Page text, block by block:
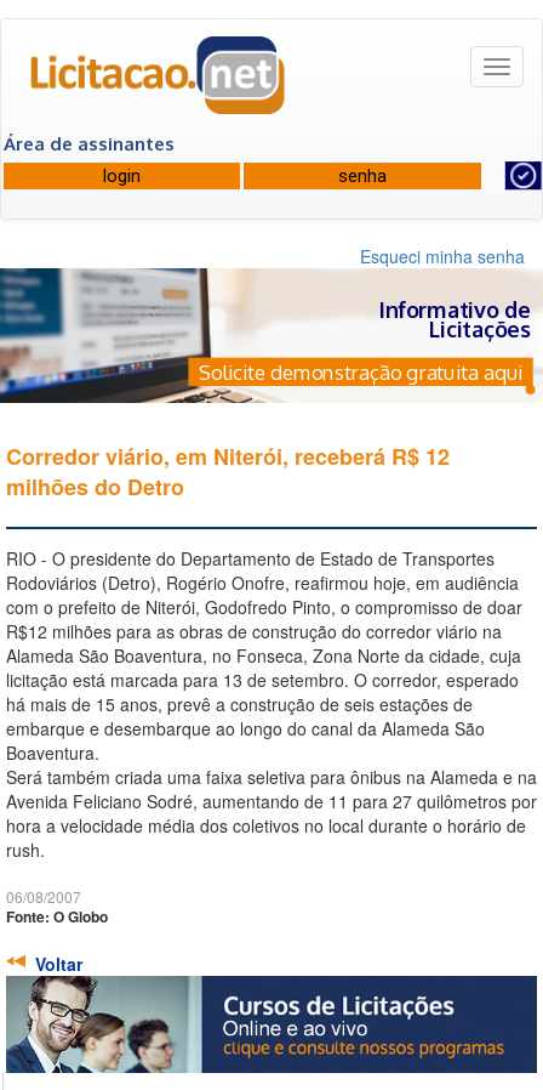
Área de assinantes
Esqueci minha senha
Informativo de
Licitações
Solicite demonstração gratuita aqui
Corredor viário, em Niterói, receberá R$ 12
milhões do Detro
RIO - O presidente do Departamento de Estado de Transportes
Rodoviários (Detro), Rogério Onofre, reafirmou hoje, em audiência
com o prefeito de Niterói, Godofredo Pinto, o compromisso de doar
R$12 milhões para as obras de construção do corredor viário na
Alameda São Boaventura, no Fonseca, Zona Norte da cidade, cuja
licitação está marcada para 13 de setembro. O corredor, esperado
há mais de 15 anos, prevê a construção de seis estações de
embarque e desembarque ao longo do canal da Alameda São
Boaventura.
Será também criada uma faixa seletiva para ônibus na Alameda e na
Avenida Feliciano Sodré, aumentando de 11 para 27 quilômetros por
hora a velocidade média dos coletivos no local durante o horário de
rush.
06/08/2007
Fonte: O Globo
Voltar